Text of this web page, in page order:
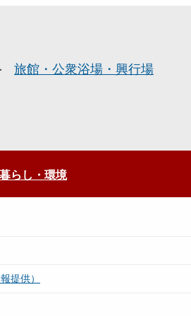
旅館・公衆浴場・興行場
暮らし・環境
提供）